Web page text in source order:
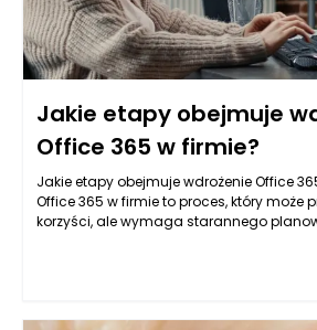
Jakie etapy obejmuje
Office 365 w firmie?
Jakie etapy obejmuje wdrożenie Office
Office 365 w firmie to proces, który może
korzyści, ale wymaga starannego